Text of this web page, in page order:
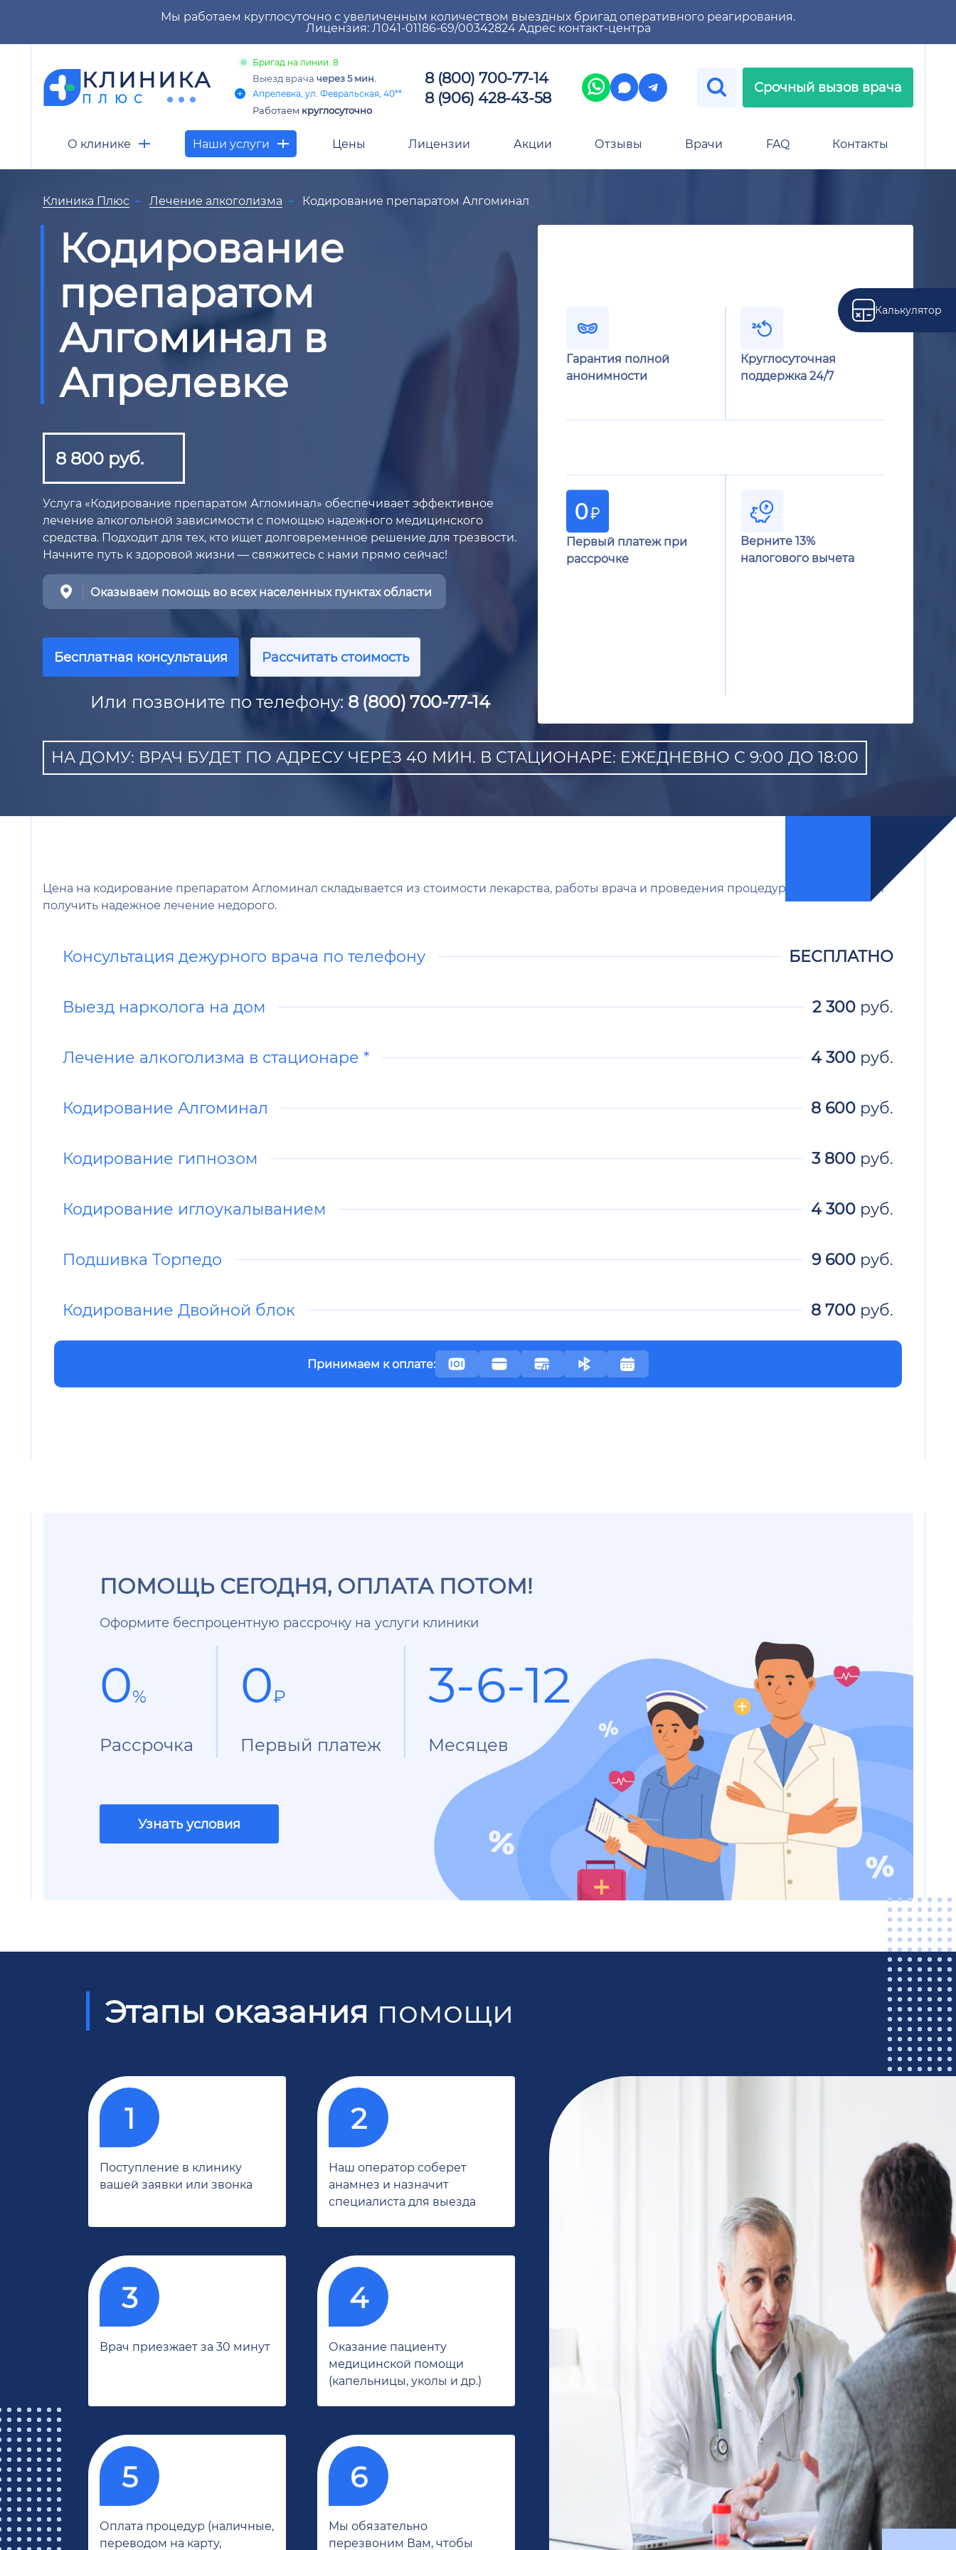
Мы работаем круглосуточно с увеличенным количеством выездных бригад оперативного реагирования.
Лицензия: Л041-01186-69/00342824 Адрес контакт-центра
КЛИНИКА
ПЛЮС
Бригад на линии: 8
Выезд врача через 5 мин.
Апрелевка, ул. Февральская, 40**
Работаем круглосуточно
8 (800) 700-77-14
8 (906) 428-43-58
Срочный вызов врача
О клинике Наши услуги Цены Лицензии Акции Отзывы Врачи FAQ Контакты
Калькулятор
Клиника Плюс Лечение алкоголизма Кодирование препаратом Алгоминал
Кодирование
препаратом
Алгоминал в
Апрелевке
8 800 руб.
Услуга «Кодирование препаратом Агломинал» обеспечивает эффективное
лечение алкогольной зависимости с помощью надежного медицинского
средства. Подходит для тех, кто ищет долговременное решение для трезвости.
Начните путь к здоровой жизни — свяжитесь с нами прямо сейчас!
Оказываем помощь во всех населенных пунктах области
Бесплатная консультация Рассчитать стоимость
Или позвоните по телефону: 8 (800) 700-77-14
НА ДОМУ: ВРАЧ БУДЕТ ПО АДРЕСУ ЧЕРЕЗ 40 МИН. В СТАЦИОНАРЕ: ЕЖЕДНЕВНО С 9:00 ДО 18:00
Гарантия полной
анонимности
Круглосуточная
поддержка 24/7
Первый платеж при
рассрочке
Верните 13%
налогового вычета
Цена на кодирование препаратом Агломинал складывается из стоимости лекарства, работы врача и проведения процедуры, что позволяет
получить надежное лечение недорого.
Консультация дежурного врача по телефону БЕСПЛАТНО
Выезд нарколога на дом 2 300 руб.
Лечение алкоголизма в стационаре * 4 300 руб.
Кодирование Алгоминал 8 600 руб.
Кодирование гипнозом 3 800 руб.
Кодирование иглоукалыванием 4 300 руб.
Подшивка Торпедо 9 600 руб.
Кодирование Двойной блок 8 700 руб.
Принимаем к оплате:
ПОМОЩЬ СЕГОДНЯ, ОПЛАТА ПОТОМ!
Оформите беспроцентную рассрочку на услуги клиники
0%
Рассрочка
0₽
Первый платеж
3-6-12
Месяцев
Узнать условия
Этапы оказания помощи
Поступление в клинику
вашей заявки или звонка
Наш оператор соберет
анамнез и назначит
специалиста для выезда
Врач приезжает за 30 минут
Оказание пациенту
медицинской помощи
(капельницы, уколы и др.)
Оплата процедур (наличные,
переводом на карту,
Мы обязательно
перезвоним Вам, чтобы